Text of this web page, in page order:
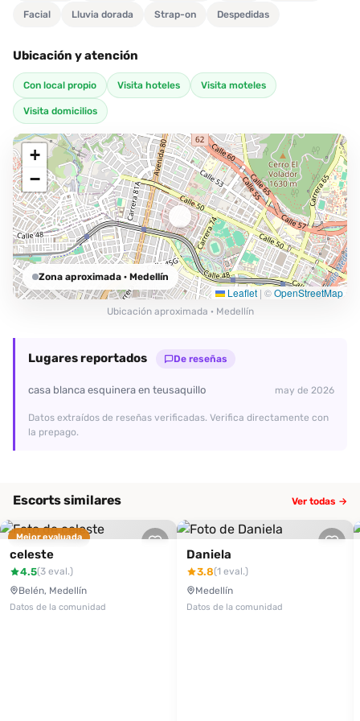
Facial Lluvia dorada Strap-on Despedidas
Ubicación y atención
Con local propio Visita hoteles Visita moteles
Visita domicilios
+
−
Leaflet | ©OpenStreetMap
Zona aproximada · Medellín
Ubicación aproximada · Medellín
Lugares reportados De reseñas
casa blanca esquinera en teusaquillo may de 2026
Datos extraídos de reseñas verificadas. Verifica directamente con
la prepago.
Escorts similares Ver todas →
Mejor evaluada
celeste
4.5(3 eval.)
Belén, Medellín
Datos de la comunidad
Daniela
3.8(1 eval.)
Medellín
Datos de la comunidad